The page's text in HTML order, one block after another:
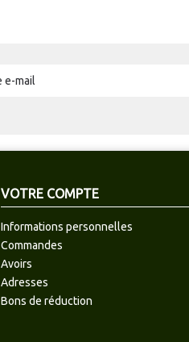
VOTRE COMPTE
Informations personnelles
Commandes
Avoirs
Adresses
Bons de réduction